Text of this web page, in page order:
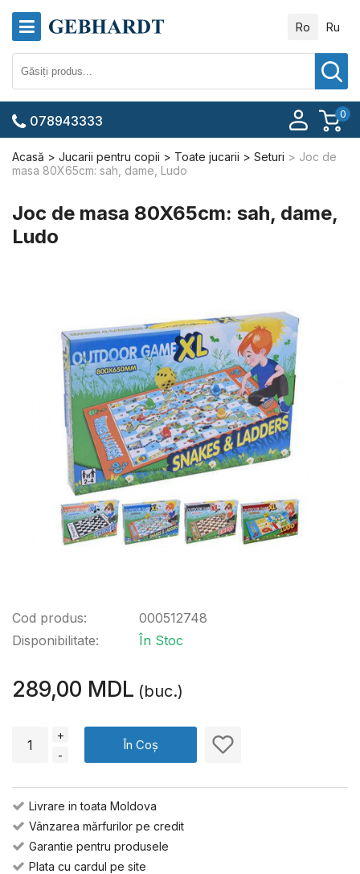
Ro Ru
0
078943333
Acasă Jucarii pentru copii Toate jucarii Seturi
Joc de
masa 80X65cm: sah, dame, Ludo
Joc de masa 80X65cm: sah, dame,
Ludo
Cod produs:
Disponibilitate:
000512748
În Stoc
289,00 MDL (buc.)
+
-
În Coș
Livrare in toata Moldova
Vânzarea mărfurilor pe credit
Garantie pentru produsele
Plata cu cardul pe site